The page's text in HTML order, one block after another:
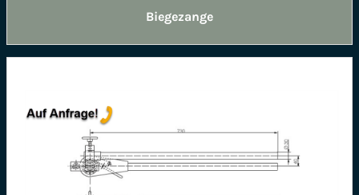
Biegezange